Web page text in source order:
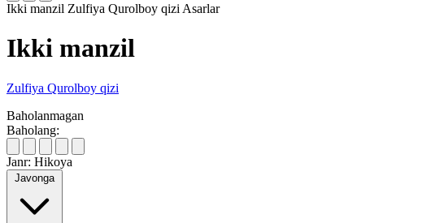
Ikki manzil Zulfiya Qurolboy qizi Asarlar
Ikki manzil
Zulfiya Qurolboy qizi
Baholanmagan
Baholang:
Janr: Hikoya
Javonga